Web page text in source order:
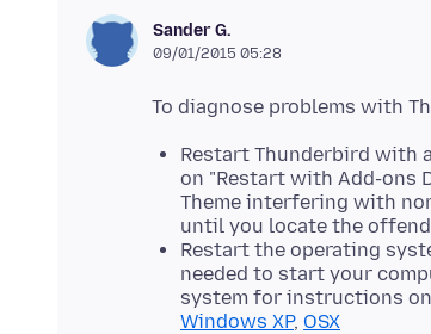
Sander G.
09/01/2015 05:28
Restart Thunderbird with
on "Restart with Add-ons
Theme interfering with
until you locate the
Restart the operating
needed to start your
system for instructions
Windows XP, OSX